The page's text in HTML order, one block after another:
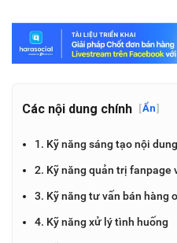
Các nội dung chính [Ẩn]
1. Kỹ năng sáng tạo nội dung
2. Kỹ năng quản trị fanpage
3. Kỹ năng tư vấn bán hàng
4. Kỹ năng xử lý tình huống